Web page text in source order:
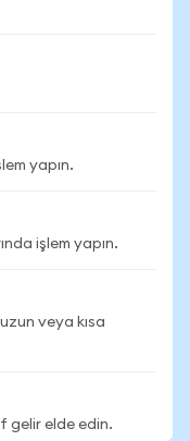
yapın.
işlem yapın.
veya kısa
gelir elde edin.